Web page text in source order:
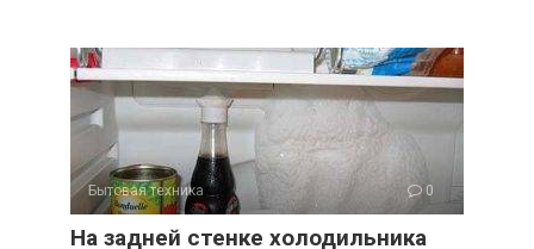
Бытовая техника 0
На задней стенке холодильника